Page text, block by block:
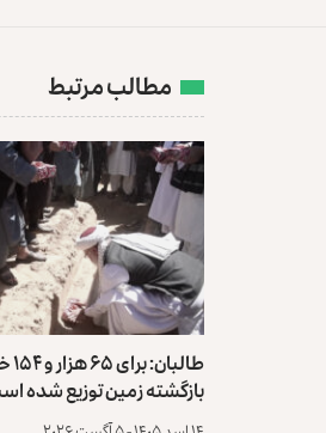
مطالب مرتبط
بازگشته زمین توزیع ‏شده